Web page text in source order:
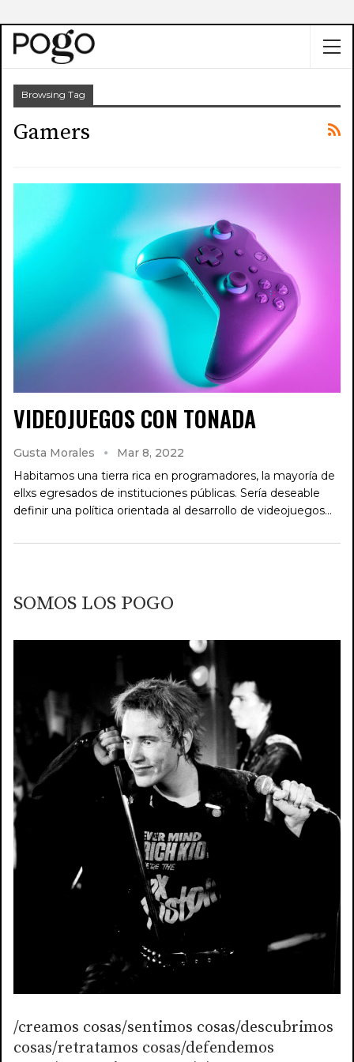
Browsing Tag
Gamers
VIDEOJUEGOS CON TONADA
Gusta Morales
Mar 8, 2022
Habitamos una tierra rica en programadores, la mayoría de
ellxs egresados de instituciones públicas. Sería deseable
definir una política orientada al desarrollo de videojuegos…
SOMOS LOS POGO
/creamos cosas/sentimos cosas/descubrimos
cosas/retratamos cosas/defendemos